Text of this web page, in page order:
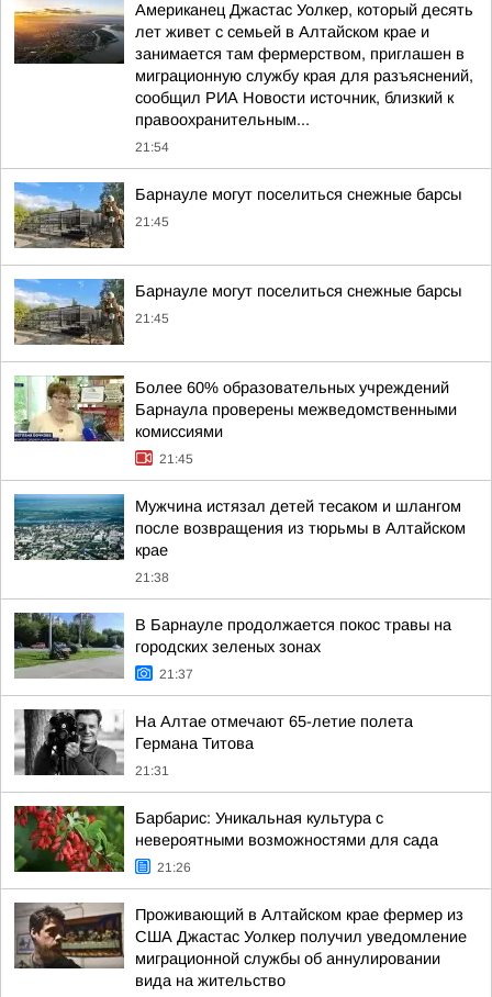
Американец Джастас Уолкер, который десять
лет живет с семьей в Алтайском крае и
занимается там фермерством, приглашен в
миграционную службу края для разъяснений,
сообщил РИА Новости источник, близкий к
правоохранительным...
21:54
Барнауле могут поселиться снежные барсы
21:45
Барнауле могут поселиться снежные барсы
21:45
Более 60% образовательных учреждений
Барнаула проверены межведомственными
комиссиями
21:45
Мужчина истязал детей тесаком и шлангом
после возвращения из тюрьмы в Алтайском
крае
21:38
В Барнауле продолжается покос травы на
городских зеленых зонах
21:37
На Алтае отмечают 65-летие полета
Германа Титова
21:31
Барбарис: Уникальная культура с
невероятными возможностями для сада
21:26
Проживающий в Алтайском крае фермер из
США Джастас Уолкер получил уведомление
миграционной службы об аннулировании
вида на жительство